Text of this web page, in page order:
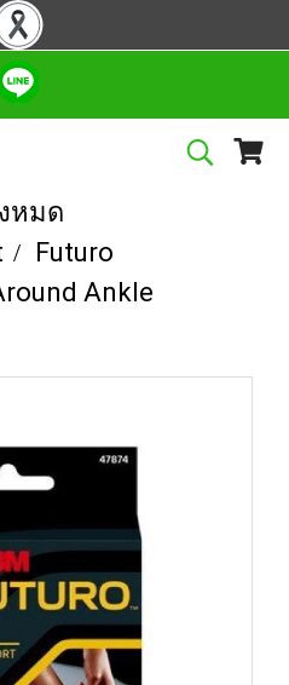
หมด
Futuro
Ankle